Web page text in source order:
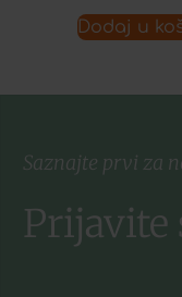
Dodaj u
Saznajte prvi za
Prijavite